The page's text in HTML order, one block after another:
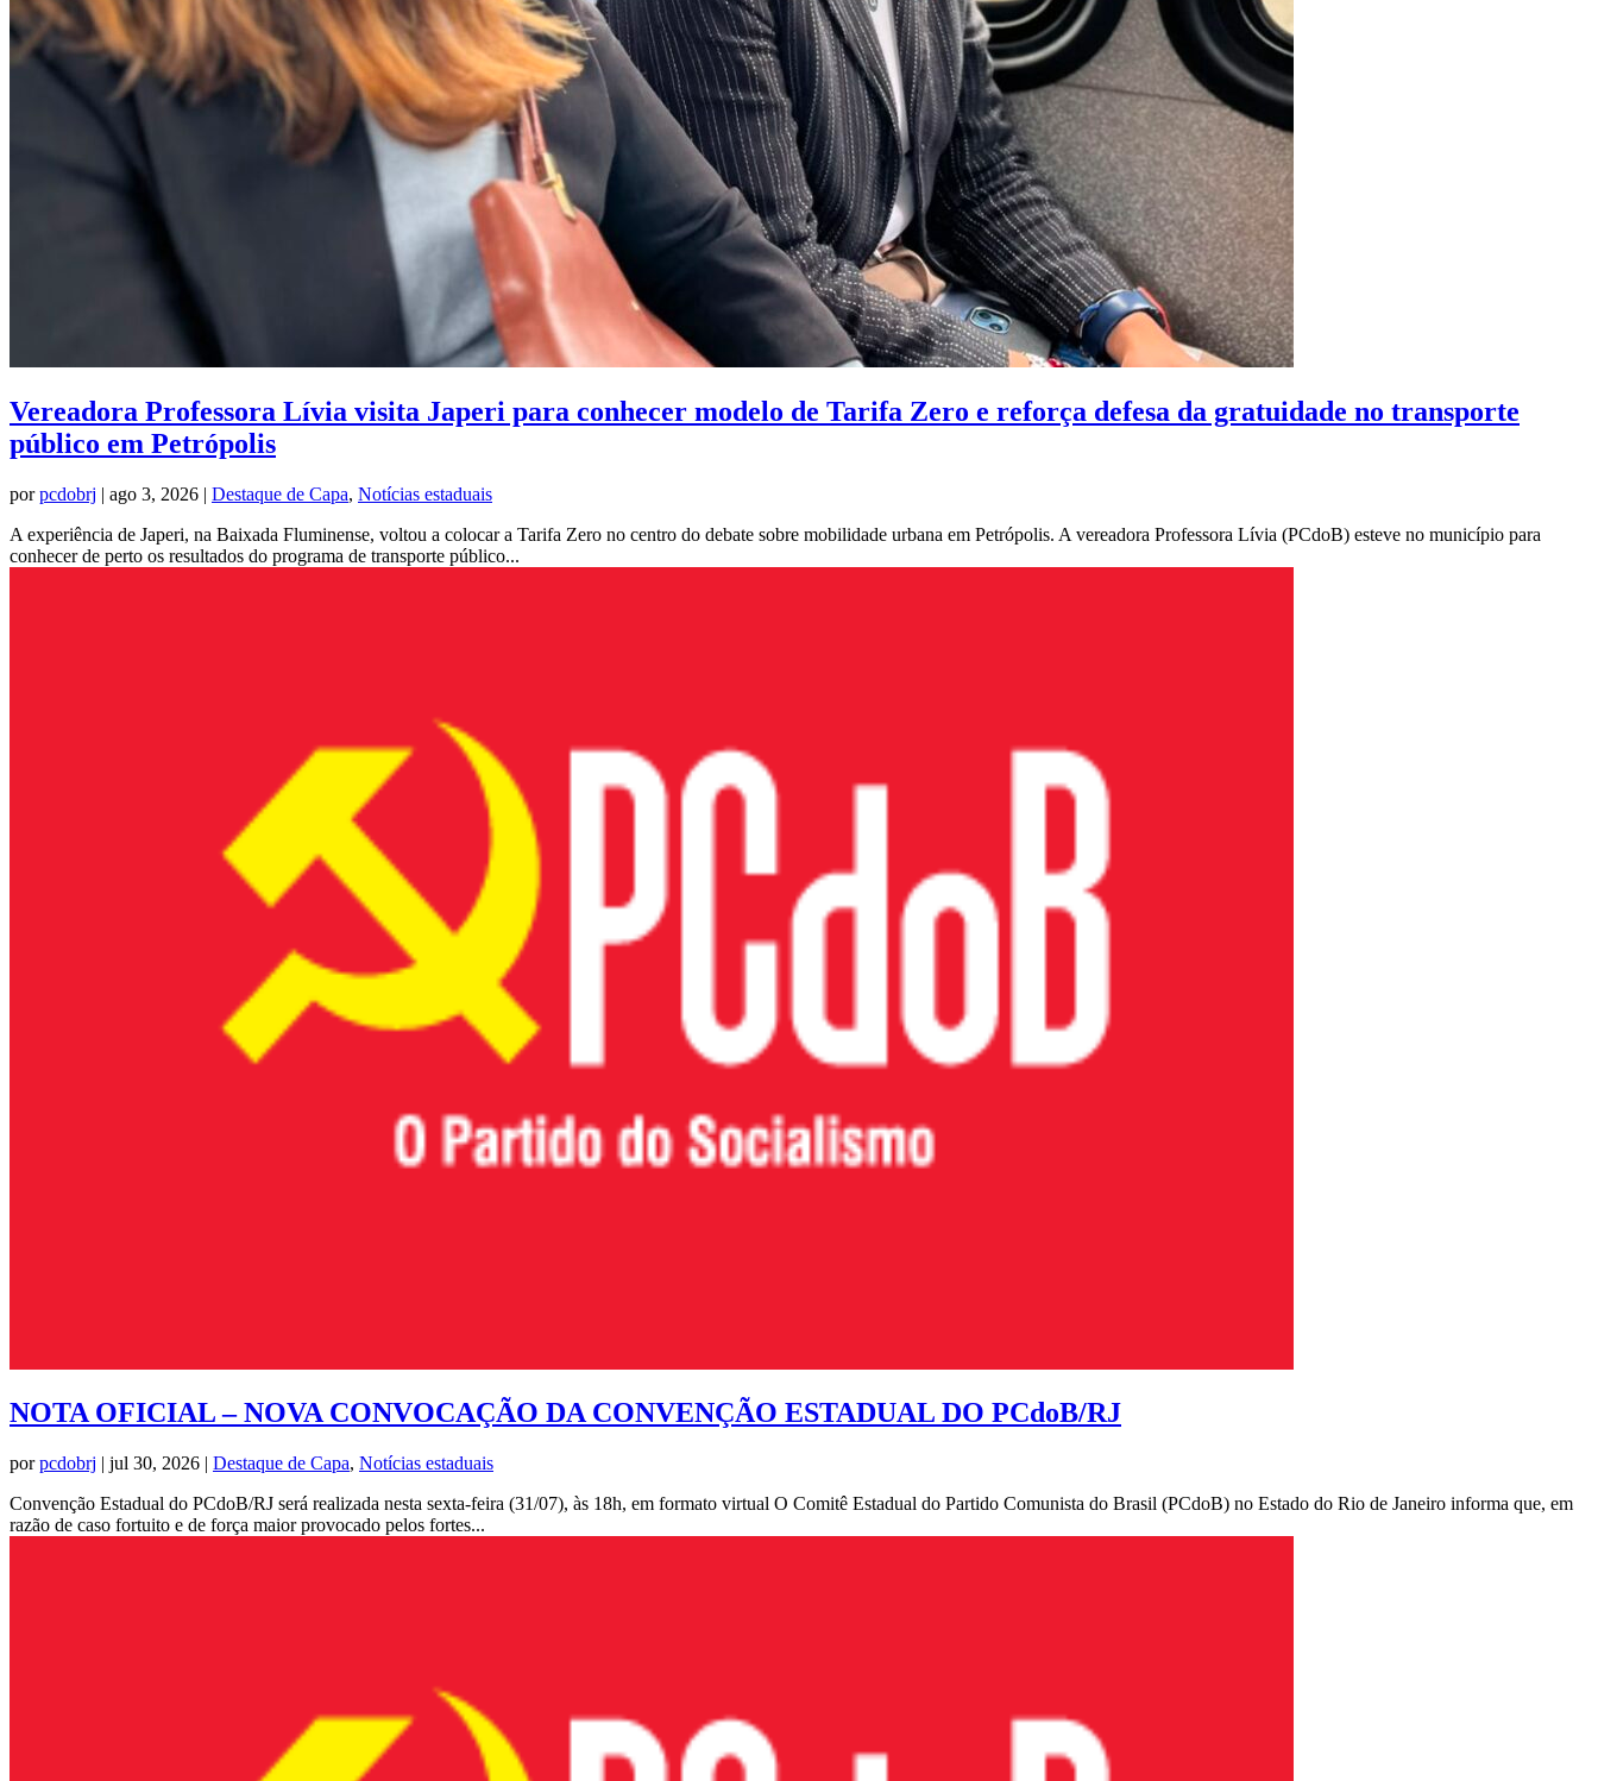
Vereadora Professora Lívia visita Japeri para conhecer modelo de Tarifa Zero e reforça defesa da gratuidade no transporte
público em Petrópolis
porpcdobrj | ago 3, 2026 | Destaque de Capa, Notícias estaduais
A experiência de Japeri, na Baixada Fluminense, voltou a colocar a Tarifa Zero no centro do debate sobre mobilidade urbana em Petrópolis. A vereadora Professora Lívia (PCdoB) esteve no município para
conhecer de perto os resultados do programa de transporte público...
NOTA OFICIAL – NOVA CONVOCAÇÃO DA CONVENÇÃO ESTADUAL DO PCdoB/RJ
porpcdobrj | jul 30, 2026 | Destaque de Capa, Notícias estaduais
Convenção Estadual do PCdoB/RJ será realizada nesta sexta-feira (31/07), às 18h, em formato virtual O Comitê Estadual do Partido Comunista do Brasil (PCdoB) no Estado do Rio de Janeiro informa que, em
razão de caso fortuito e de força maior provocado pelos fortes...